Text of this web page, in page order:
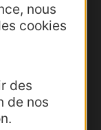
nous
cookies
des
de nos